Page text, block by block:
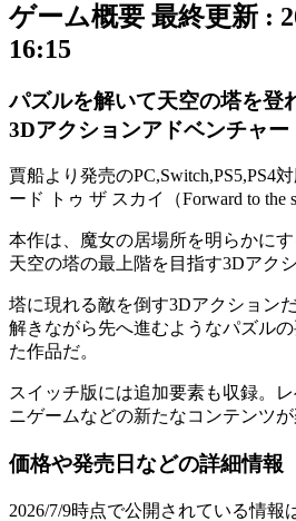
ゲーム概要 最終更新 :
16:15
パズルを解いて天空の塔を登
3Dアクションアドベンチャー
賈船より発売のPC,Switch,PS5,PS4
ード トゥ ザ スカイ（Forward to the
本作は、魔女の居場所を明らかに
天空の塔の最上階を目指す3Dアク
塔に現れる敵を倒す3Dアクション
解きながら先へ進むようなパズル
た作品だ。
スイッチ版には追加要素も収録。
ニゲームなどの新たなコンテンツが
価格や発売日などの詳細情報
2026/7/9時点で公開されている情報